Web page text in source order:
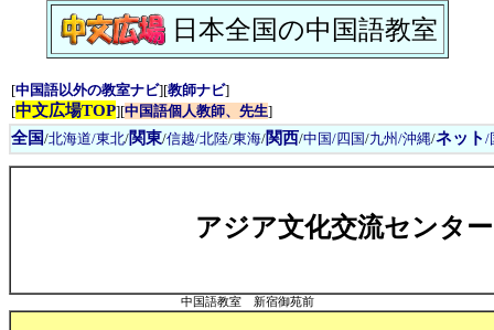
日本全国の中国語教室
[中国語以外の教室ナビ][教師ナビ]
[中文広場TOP][中国語個人教師、先生]
全国/北海道/東北/関東/信越/北陸/東海/関西/中国/四国/九州/沖縄/ネット /
アジア文化交流センタ
中国語教室 新宿御苑前